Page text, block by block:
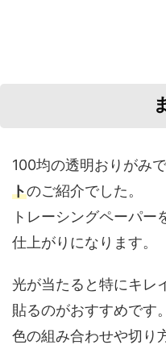
100均の透明おりがみ
トのご紹介でした。
トレーシングペーパー
仕上がりになります。
光が当たると特にキレ
貼るのがおすすめです。
色の組み合わせや切り